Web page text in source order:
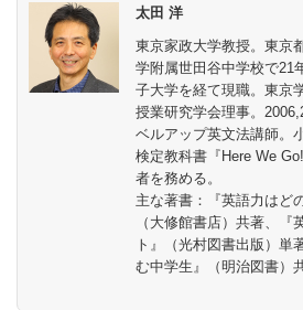
太田 洋
東京家政大学教授。東京
学附属世田谷中学校で21
子大学を経て現職。東京
授業研究学会理事。
ベルアップ英文法講師。
検定教科書『Here We
者を務める。
主な著書：『英語力はど
（大修館書店）共著、『
ト』（光村図書出版）単
む中学生』（明治図書）